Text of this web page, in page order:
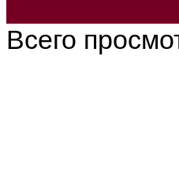
Всего